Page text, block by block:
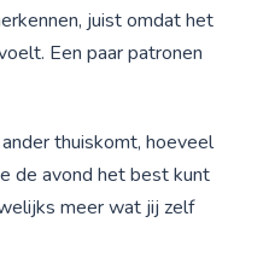
juist omdat het
Een paar patronen
thuiskomt, hoeveel
de avond het best kunt
meer wat jij zelf